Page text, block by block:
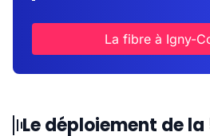
La fibre à Igny-
Le déploiement de la